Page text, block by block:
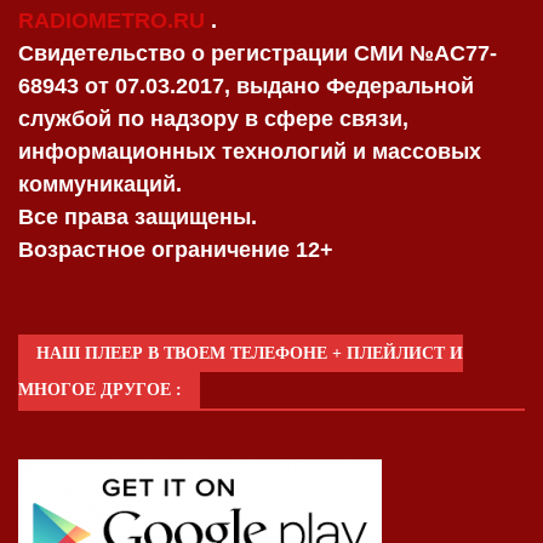
RADIOMETRO.RU .
Свидетельство о регистрации СМИ №AC77-
68943 от 07.03.2017, выдано Федеральной
службой по надзору в сфере связи,
информационных технологий и массовых
коммуникаций.
Все права защищены.
Возрастное ограничение 12+
НАШ ПЛЕЕР В ТВОЕМ ТЕЛЕФОНЕ + ПЛЕЙЛИСТ И
МНОГОЕ ДРУГОЕ :